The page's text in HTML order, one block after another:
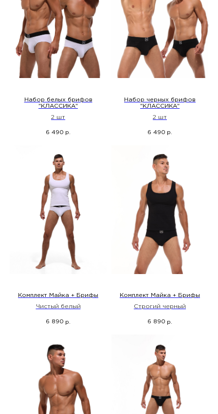
Набор белых брифов
"КЛАССИКА"
2 шт
6 490 р.
Набор черных брифов
"КЛАССИКА"
2 шт
6 490 р.
Комплект Майка + Брифы
Чистый белый
6 890 р.
Комплект Майка + Брифы
Строгий черный
6 890 р.